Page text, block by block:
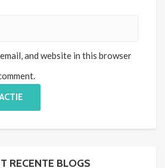
email, and website in this browser
RECENTE BLOGS